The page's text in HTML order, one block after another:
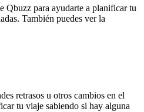
Qbuzz para ayudarte a planificar tu
También puedes ver la
retrasos u otros cambios en el
tu viaje sabiendo si hay alguna